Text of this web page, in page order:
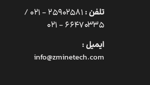
تلفن :
25902581 – 021 /
66470335 – 021
ایمیل :
info@zminetech.com